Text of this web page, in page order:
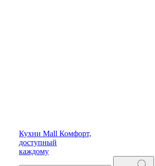
Кухни Mall Комфорт,
доступный
каждому